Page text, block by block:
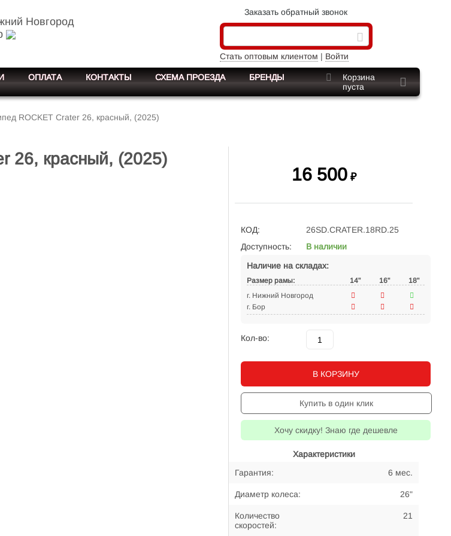
Новгород
Заказать обратный звонок
Стать оптовым клиентом | Войти
ОПЛАТА КОНТАКТЫ СХЕМА ПРОЕЗДА БРЕНДЫ
Корзина
пуста
ROCKET Crater 26, красный, (2025)
26, красный, (2025)
16 500 ₽
КОД:
26SD.CRATER.18RD.25
Доступность:
В наличии
Наличие на складах:
Размер рамы: 14" 16"
18"
г. Нижний Новгород
г. Бор
Кол-во:
В КОРЗИНУ
Купить в один клик
Хочу скидку! Знаю где дешевле
Характеристики
Гарантия:
6 мес.
Диаметр колеса: 26"
Количество
скоростей:
21